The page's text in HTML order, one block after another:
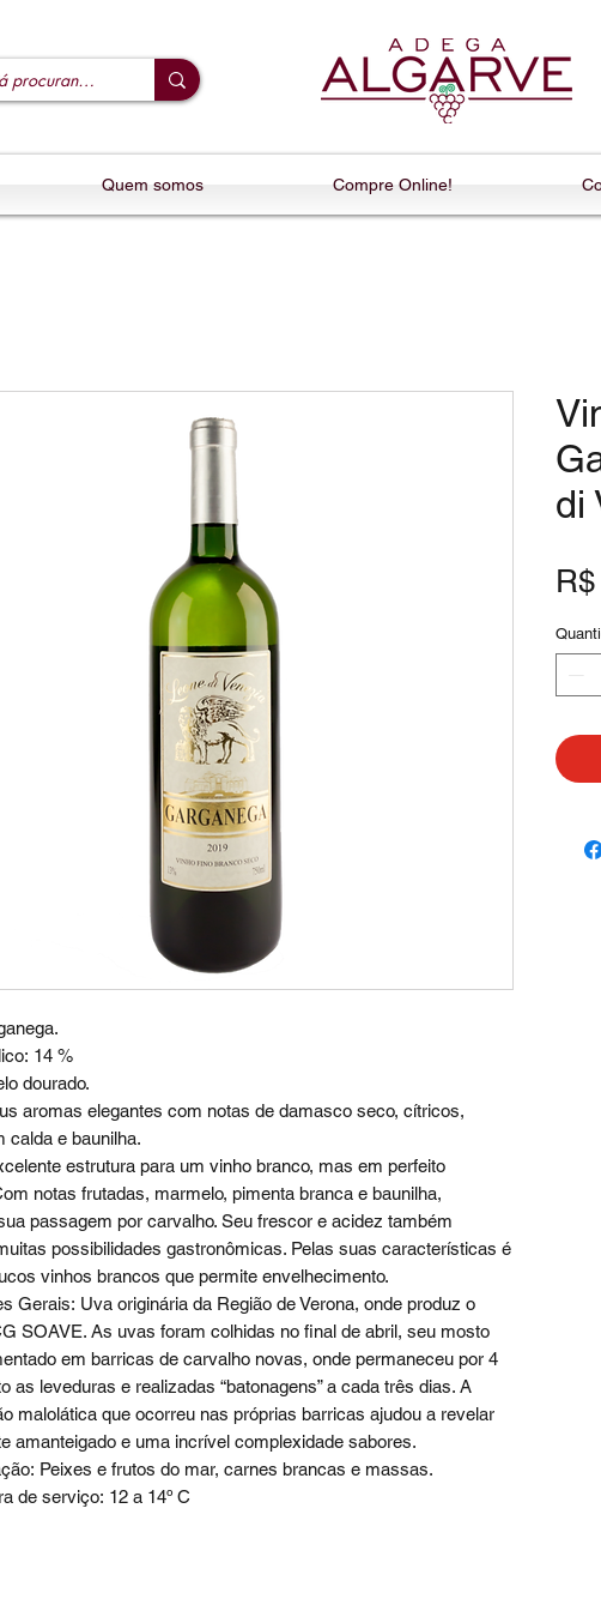
Quem somos Compre Online!
14 %
dourado.
aromas elegantes com notas de damasco seco, cítricos,
calda e baunilha.
estrutura para um vinho branco, mas em perfeito
notas frutadas, marmelo, pimenta branca e baunilha,
passagem por carvalho. Seu frescor e acidez também
possibilidades gastronômicas. Pelas suas características é
vinhos brancos que permite envelhecimento.
Gerais: Uva originária da Região de Verona, onde produz o
SOAVE. As uvas foram colhidas no final de abril, seu mosto
em barricas de carvalho novas, onde permaneceu por 4
as leveduras e realizadas “batonagens” a cada três dias. A
malolática que ocorreu nas próprias barricas ajudou a revelar
amanteigado e uma incrível complexidade sabores.
Peixes e frutos do mar, carnes brancas e massas.
de serviço: 12 a 14º C
di